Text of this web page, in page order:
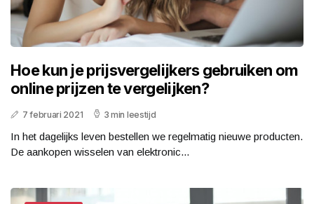
Hoe kun je prijsvergelijkers gebruiken om
online prijzen te vergelijken?
7 februari 2021 3 min leestijd
In het dagelijks leven bestellen we regelmatig nieuwe producten.
De aankopen wisselen van elektronic...